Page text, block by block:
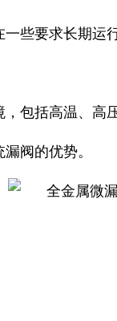
些要求长期运
包括高温、高
阀的优势。